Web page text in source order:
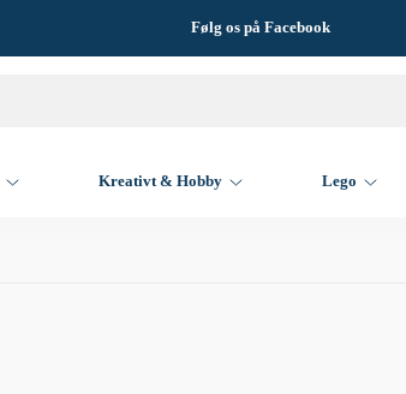
Følg os på Facebook
Kreativt & Hobby Lego